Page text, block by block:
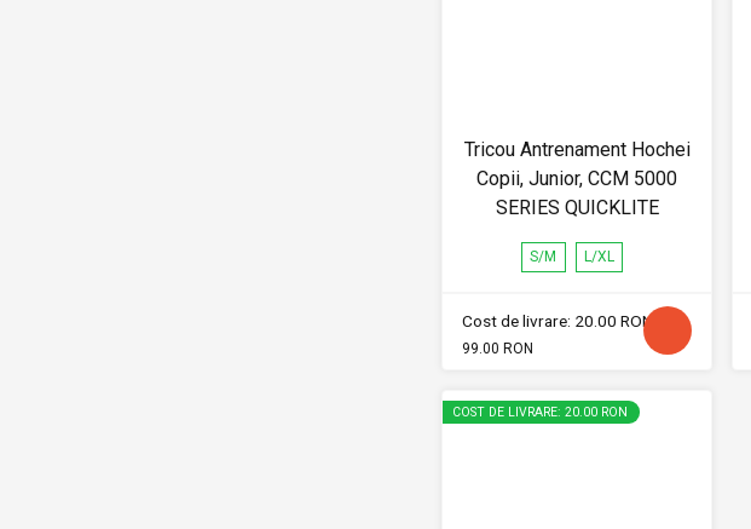
Tricou Antrenament Hochei
Copii, Junior, CCM 5000
SERIES QUICKLITE
S/M L/XL
Cost de livrare: 20.00 RON
99.00 RON
COST DE LIVRARE: 20.00 RON